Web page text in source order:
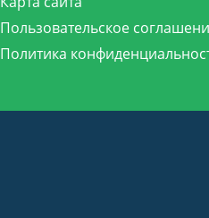
Пользовательское
Политика